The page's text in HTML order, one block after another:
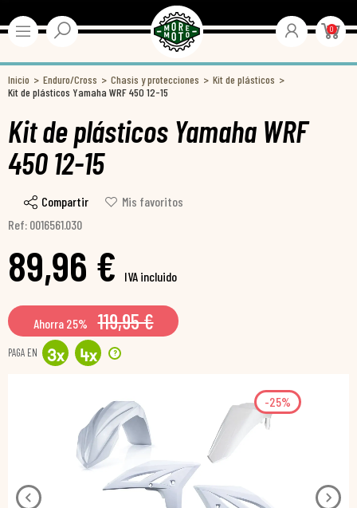
0
Inicio Enduro/Cross Chasis y protecciones
Kit de plásticos
Kit de plásticos Yamaha WRF 450 12-15
Kit de plásticos Yamaha WRF
450 12-15
Compartir
Mis favoritos
Ref: 0016561.030
89,96 € IVA incluido
Ahorra 25% 119,95 €
PAGA EN 3x 4x ?
-25%